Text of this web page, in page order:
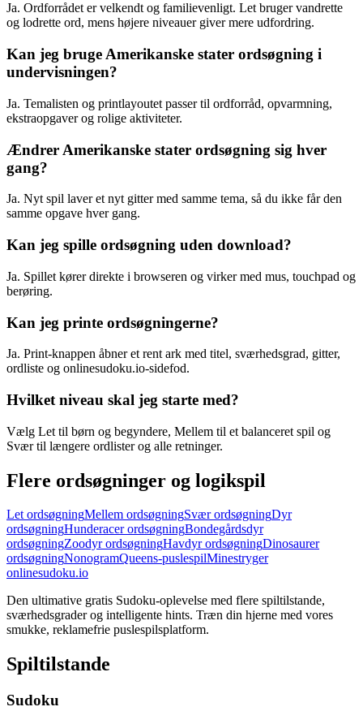
Ja. Ordforrådet er velkendt og familievenligt. Let bruger vandrette
og lodrette ord, mens højere niveauer giver mere udfordring.
Kan jeg bruge Amerikanske stater ordsøgning i
undervisningen?
Ja. Temalisten og printlayoutet passer til ordforråd, opvarmning,
ekstraopgaver og rolige aktiviteter.
Ændrer Amerikanske stater ordsøgning sig hver
gang?
Ja. Nyt spil laver et nyt gitter med samme tema, så du ikke får den
samme opgave hver gang.
Kan jeg spille ordsøgning uden download?
Ja. Spillet kører direkte i browseren og virker med mus, touchpad og
berøring.
Kan jeg printe ordsøgningerne?
Ja. Print-knappen åbner et rent ark med titel, sværhedsgrad, gitter,
ordliste og onlinesudoku.io-sidefod.
Hvilket niveau skal jeg starte med?
Vælg Let til børn og begyndere, Mellem til et balanceret spil og
Svær til længere ordlister og alle retninger.
Flere ordsøgninger og logikspil
Let ordsøgningMellem ordsøgningSvær ordsøgningDyr
ordsøgningHunderacer ordsøgningBondegårdsdyr
ordsøgningZoodyr ordsøgningHavdyr ordsøgningDinosaurer
ordsøgningNonogramQueens-puslespilMinestryger
onlinesudoku.io
Den ultimative gratis Sudoku-oplevelse med flere spiltilstande,
sværhedsgrader og intelligente hints. Træn din hjerne med vores
smukke, reklamefrie puslespilsplatform.
Spiltilstande
Sudoku